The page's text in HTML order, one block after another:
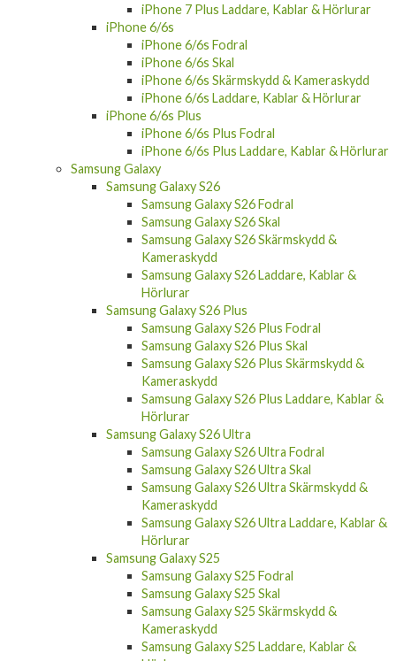
iPhone 7 Plus Laddare, Kablar & Hörlurar
iPhone 6/6s
iPhone 6/6s Fodral
iPhone 6/6s Skal
iPhone 6/6s Skärmskydd & Kameraskydd
iPhone 6/6s Laddare, Kablar & Hörlurar
iPhone 6/6s Plus
iPhone 6/6s Plus Fodral
iPhone 6/6s Plus Laddare, Kablar & Hörlurar
Samsung Galaxy
Samsung Galaxy S26
Samsung Galaxy S26 Fodral
Samsung Galaxy S26 Skal
Samsung Galaxy S26 Skärmskydd &
Kameraskydd
Samsung Galaxy S26 Laddare, Kablar &
Hörlurar
Samsung Galaxy S26 Plus
Samsung Galaxy S26 Plus Fodral
Samsung Galaxy S26 Plus Skal
Samsung Galaxy S26 Plus Skärmskydd &
Kameraskydd
Samsung Galaxy S26 Plus Laddare, Kablar &
Hörlurar
Samsung Galaxy S26 Ultra
Samsung Galaxy S26 Ultra Fodral
Samsung Galaxy S26 Ultra Skal
Samsung Galaxy S26 Ultra Skärmskydd &
Kameraskydd
Samsung Galaxy S26 Ultra Laddare, Kablar &
Hörlurar
Samsung Galaxy S25
Samsung Galaxy S25 Fodral
Samsung Galaxy S25 Skal
Samsung Galaxy S25 Skärmskydd &
Kameraskydd
Samsung Galaxy S25 Laddare, Kablar &